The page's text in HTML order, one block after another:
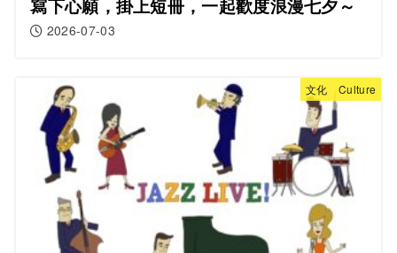
寫下心願，掛上短冊，一起歡度浪漫七夕～
2026-07-03
文化 Culture